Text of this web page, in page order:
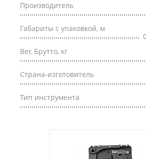
Производитель
Габариты с упаковкой, м
Вес Брутто, кг
Страна-изготовитель
Тип инструмента